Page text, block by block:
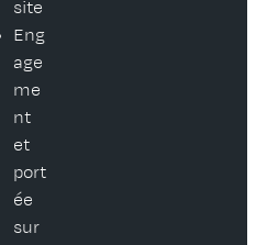
site
Eng
age
me
nt
et
port
ée
sur